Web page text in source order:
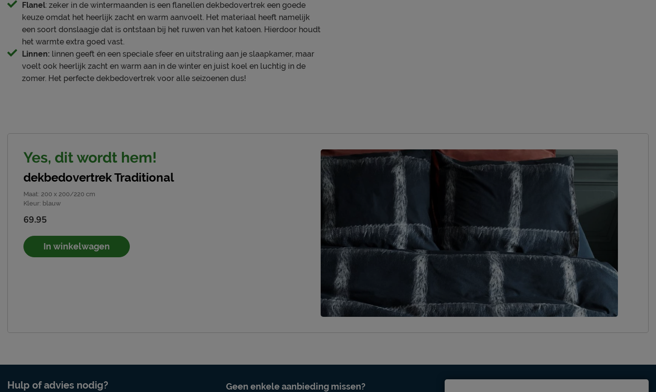
Flanel: zeker in de wintermaanden is een flanellen dekbedovertrek een goede
keuze omdat het heerlijk zacht en warm aanvoelt. Het materiaal heeft namelijk
een soort donslaagje dat is ontstaan bij het ruwen van het katoen. Hierdoor houdt
het warmte extra goed vast.
Linnen: linnen geeft én een speciale sfeer en uitstraling aan je slaapkamer, maar
voelt ook heerlijk zacht en warm aan in de winter en juist koel en luchtig in de
zomer. Het perfecte dekbedovertrek voor alle seizoenen dus!
Yes, dit wordt hem!
dekbedovertrek Traditional
Maat: 200 x 200/220 cm
Kleur: blauw
69.95
In winkelwagen
Hulp of advies nodig? Geen enkele aanbieding missen?